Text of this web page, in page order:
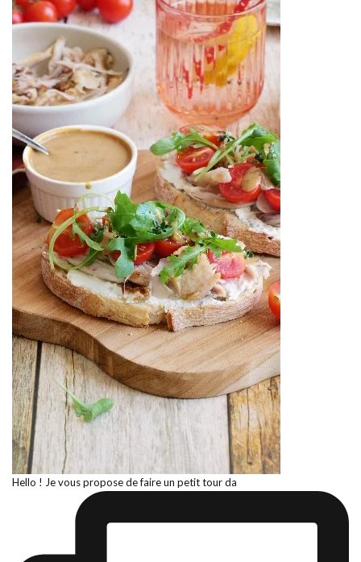
Hello ! Je vous propose de faire un petit tour da